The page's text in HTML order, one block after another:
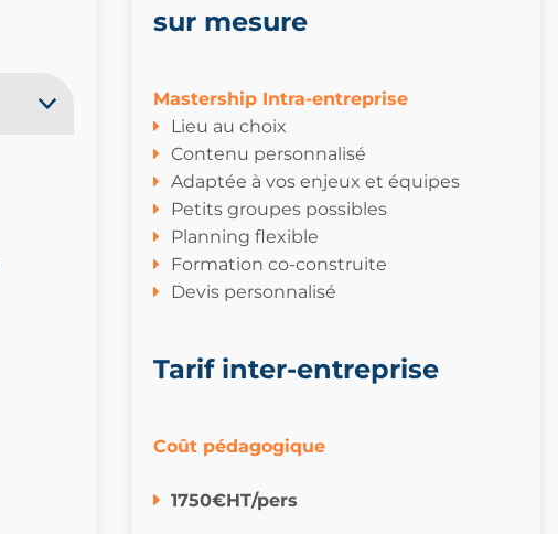
sur mesure
Mastership Intra-entreprise
Lieu au choix
Contenu personnalisé
Adaptée à vos enjeux et équipes
Petits groupes possibles
Planning flexible
Formation co-construite
Devis personnalisé
Tarif inter-entreprise
Coût pédagogique
1750€HT/pers